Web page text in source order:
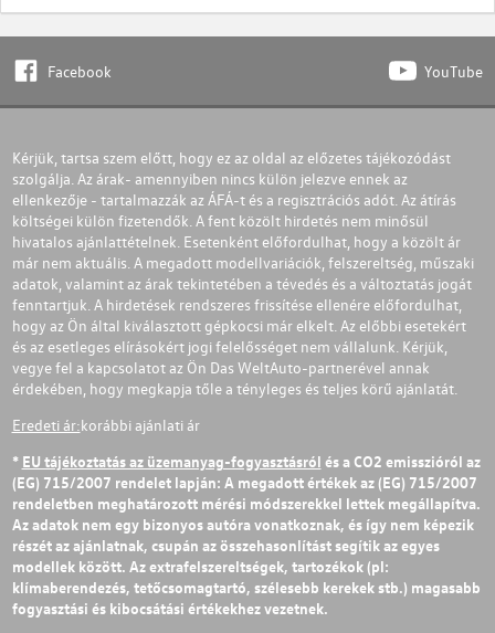
Facebook YouTube
Kérjük, tartsa szem előtt, hogy ez az oldal az előzetes tájékozódást
szolgálja. Az árak- amennyiben nincs külön jelezve ennek az
ellenkezője - tartalmazzák az ÁFÁ-t és a regisztrációs adót. Az átírás
költségei külön fizetendők. A fent közölt hirdetés nem minősül
hivatalos ajánlattételnek. Esetenként előfordulhat, hogy a közölt ár
már nem aktuális. A megadott modellvariációk, felszereltség, műszaki
adatok, valamint az árak tekintetében a tévedés és a változtatás jogát
fenntartjuk. A hirdetések rendszeres frissítése ellenére előfordulhat,
hogy az Ön által kiválasztott gépkocsi már elkelt. Az előbbi esetekért
és az esetleges elírásokért jogi felelősséget nem vállalunk. Kérjük,
vegye fel a kapcsolatot az Ön Das WeltAuto-partnerével annak
érdekében, hogy megkapja tőle a tényleges és teljes körű ajánlatát.
Eredeti ár:korábbi ajánlati ár
* EU tájékoztatás az üzemanyag-fogyasztásról és a CO2 emisszióról az
(EG) 715/2007 rendelet lapján: A megadott értékek az (EG) 715/2007
rendeletben meghatározott mérési módszerekkel lettek megállapítva.
Az adatok nem egy bizonyos autóra vonatkoznak, és így nem képezik
részét az ajánlatnak, csupán az összehasonlítást segítik az egyes
modellek között. Az extrafelszereltségek, tartozékok (pl:
klímaberendezés, tetőcsomagtartó, szélesebb kerekek stb.) magasabb
fogyasztási és kibocsátási értékekhez vezetnek.